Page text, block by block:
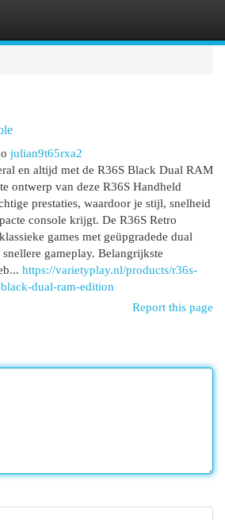
julian9t65rxa2
en altijd met de R36S Black Dual RAM
ontwerp van deze R36S Handheld
prestaties, waardoor je stijl, snelheid
console krijgt. De R36S Retro
games met geüpgradede dual
gameplay. Belangrijkste
https://varietyplay.nl/products/r36s-
dual-ram-edition
Report this page